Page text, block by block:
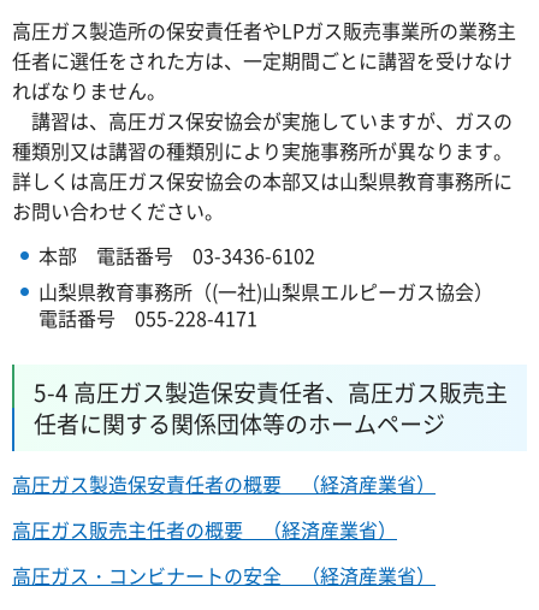
高圧ガス製造所の保安責任者やLPガス販売事業所の業務主
任者に選任をされた方は、一定期間ごとに講習を受けなけ
ればなりません。
講習は、高圧ガス保安協会が実施していますが、ガスの
種類別又は講習の種類別により実施事務所が異なります。
詳しくは高圧ガス保安協会の本部又は山梨県教育事務所に
お問い合わせください。
本部 電話番号 03-3436-6102
山梨県教育事務所（(一社)山梨県エルピーガス協会）
電話番号 055-228-4171
5-4 高圧ガス製造保安責任者、高圧ガス販売主
任者に関する関係団体等のホームページ
高圧ガス製造保安責任者の概要 （経済産業省）
高圧ガス販売主任者の概要 （経済産業省）
高圧ガス・コンビナートの安全 （経済産業省）